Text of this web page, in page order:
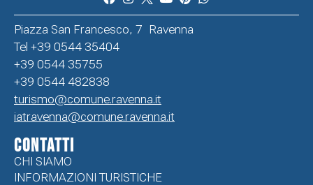
Piazza San Francesco, 7 Ravenna
Tel +39 0544 35404
+39 0544 35755
+39 0544 482838
turismo@comune.ravenna.it
iatravenna@comune.ravenna.it
CONTATTI
CHI SIAMO
INFORMAZIONI TURISTICHE